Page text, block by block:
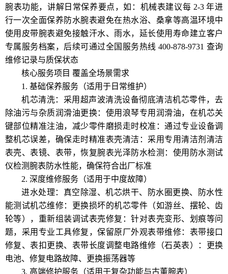
腕表功能，讲解日常保养要点，如：机械表建议每 2-3 年进
行一次全面保养防水腕表避免在热水浴、桑拿等高温环境中
使用皮带腕表避免接触汗水、雨水，延长使用寿命建立客户
专属服务档案，后续可通过全国服务热线 400-878-9731 查询
维修记录与质保状态
核心服务项目 覆盖全场景需求
1. 基础保养服务（适用于日常维护）
机芯清洗：采用超声波清洗设备彻底清洁机芯零件，去
除油污与杂质润滑油更换：使用浪琴专用润滑油，在机芯关
键部位精准注油，减少零件磨损走时校准：通过专业设备调
整机芯误差，确保走时精准表壳清洁：采用专用清洁剂清洁
表壳、表镜、表带，恢复腕表光泽防水检测：使用防水测试
仪检测腕表防水性能，确保符合出厂标准
2. 深度维修服务（适用于中度故障）
进水处理：真空除湿、机芯烘干、防水圈更换、防水性
能测试机芯维修：更换损坏的机芯零件（如游丝、摆轮、齿
轮等），重新组装调试表壳修复：针对表壳变形、划痕等问
题，采用专业工具修复，保留原厂外观表带维修：表带接口
修复、表扣更换、表带长度调整电路维修（石英表）：更换
电池、修复电路故障、更换振荡器等
3. 高端修护服务（适用于复杂功能与古董腕表）